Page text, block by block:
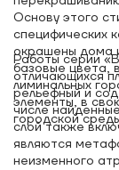
Основу этого
специфических
окрашены дома
базовые цвета,
лиминальных
элементы, в
городской
Работы серии
отличающихся
рельефный и
числе
слой также
являются
неизменного